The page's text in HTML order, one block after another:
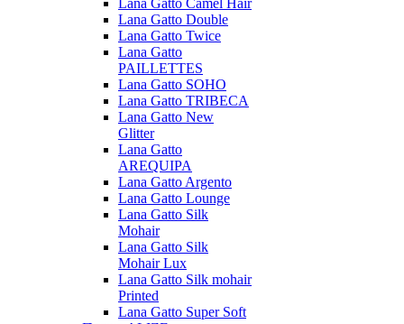
Lana Gatto Camel Hair
Lana Gatto Double
Lana Gatto Twice
Lana Gatto
PAILLETTES
Lana Gatto SOHO
Lana Gatto TRIBECA
Lana Gatto New
Glitter
Lana Gatto
AREQUIPA
Lana Gatto Argento
Lana Gatto Lounge
Lana Gatto Silk
Mohair
Lana Gatto Silk
Mohair Lux
Lana Gatto Silk mohair
Printed
Lana Gatto Super Soft